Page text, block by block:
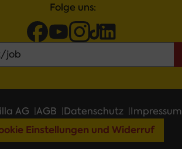
Folge uns:
AG AGB Datenschutz Impressum
Einstellungen und Widerruf